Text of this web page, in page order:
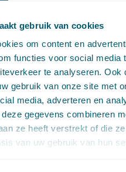
gebruik van cookies
om content en
functies voor social media
te analyseren. Ook
gebruik van onze site met
media, adverteren en
gegevens combineren
ze heeft verstrekt of die
van uw gebruik van hun